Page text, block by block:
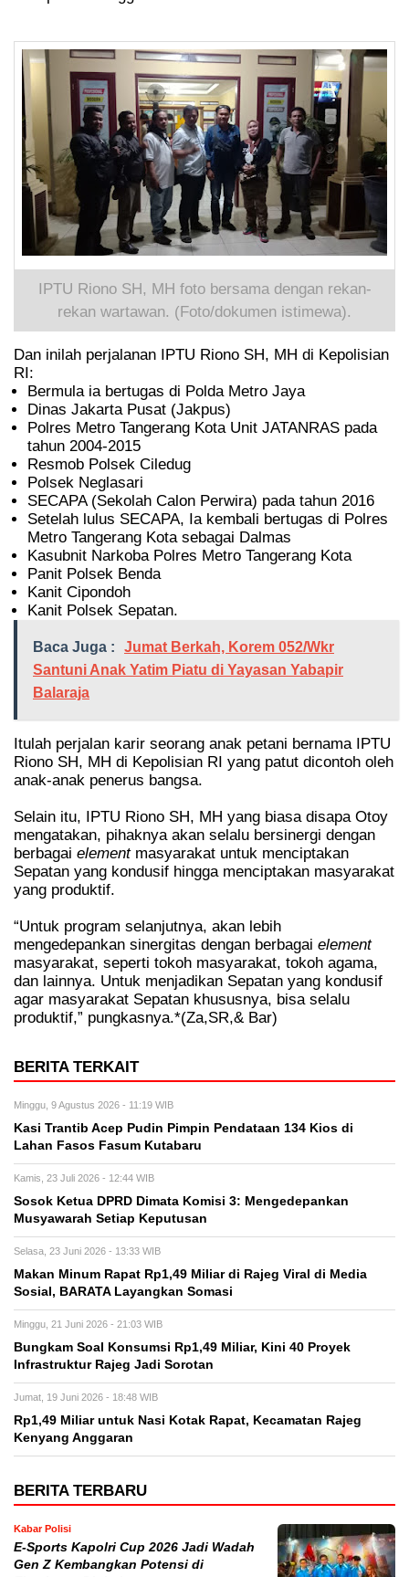
IPTU Riono SH, MH foto bersama dengan rekan-
rekan wartawan. (Foto/dokumen istimewa).
Dan inilah perjalanan IPTU Riono SH, MH di Kepolisian
RI:
Bermula ia bertugas di Polda Metro Jaya
Dinas Jakarta Pusat (Jakpus)
Polres Metro Tangerang Kota Unit JATANRAS pada
tahun 2004-2015
Resmob Polsek Ciledug
Polsek Neglasari
SECAPA (Sekolah Calon Perwira) pada tahun 2016
Setelah lulus SECAPA, Ia kembali bertugas di Polres
Metro Tangerang Kota sebagai Dalmas
Kasubnit Narkoba Polres Metro Tangerang Kota
Panit Polsek Benda
Kanit Cipondoh
Kanit Polsek Sepatan.
Baca Juga :
Jumat Berkah, Korem 052/Wkr
Santuni Anak Yatim Piatu di Yayasan Yabapir
Balaraja
Itulah perjalan karir seorang anak petani bernama IPTU
Riono SH, MH di Kepolisian RI yang patut dicontoh oleh
anak-anak penerus bangsa.
Selain itu, IPTU Riono SH, MH yang biasa disapa Otoy
mengatakan, pihaknya akan selalu bersinergi dengan
berbagai elementmasyarakat untuk menciptakan
Sepatan yang kondusif hingga menciptakan masyarakat
yang produktif.
“Untuk program selanjutnya, akan lebih
mengedepankan sinergitas dengan berbagai element
masyarakat, seperti tokoh masyarakat, tokoh agama,
dan lainnya. Untuk menjadikan Sepatan yang kondusif
agar masyarakat Sepatan khususnya, bisa selalu
produktif,” pungkasnya.*(Za,SR,& Bar)
BERITA TERKAIT
Minggu, 9 Agustus 2026 - 11:19 WIB
Kasi Trantib Acep Pudin Pimpin Pendataan 134 Kios di
Lahan Fasos Fasum Kutabaru
Kamis, 23 Juli 2026 - 12:44 WIB
Sosok Ketua DPRD Dimata Komisi 3: Mengedepankan
Musyawarah Setiap Keputusan
Selasa, 23 Juni 2026 - 13:33 WIB
Makan Minum Rapat Rp1,49 Miliar di Rajeg Viral di Media
Sosial, BARATA Layangkan Somasi
Minggu, 21 Juni 2026 - 21:03 WIB
Bungkam Soal Konsumsi Rp1,49 Miliar, Kini 40 Proyek
Infrastruktur Rajeg Jadi Sorotan
Jumat, 19 Juni 2026 - 18:48 WIB
Rp1,49 Miliar untuk Nasi Kotak Rapat, Kecamatan Rajeg
Kenyang Anggaran
BERITA TERBARU
Kabar Polisi
E-Sports Kapolri Cup 2026 Jadi Wadah
Gen Z Kembangkan Potensi di